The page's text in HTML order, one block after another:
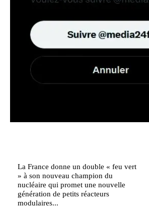
La France donne un double « feu vert
» à son nouveau champion du
nucléaire qui promet une nouvelle
génération de petits réacteurs
modulaires...